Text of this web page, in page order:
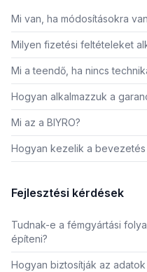
Mi van, ha módosításokra
Milyen fizetési feltételeket
Mi a teendő, ha nincs
Hogyan alkalmazzuk a
Mi az a BIYRO?
Hogyan kezelik a bevezetés
Fejlesztési kérdések
Tudnak-e a fémgyártási
építeni?
Hogyan biztosítják az